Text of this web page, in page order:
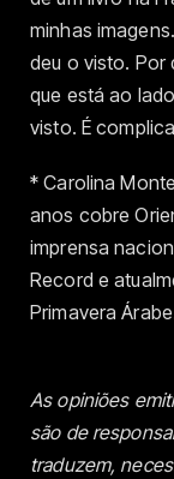
minhas
deu o visto. Por
que está ao
visto. É
* Carolina
anos cobre
imprensa
Record e
Primavera
As opiniões
são de
traduzem,